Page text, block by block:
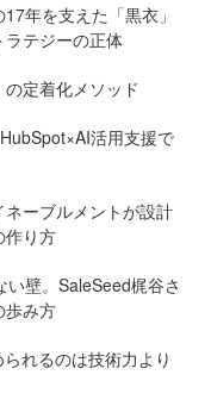
年を支えた「黒衣」
ラテジーの正体
定着化メソッド
活用支援で
ーブルメントが設計
作り方
い壁。SaleSeed梶谷さ
歩み方
れるのは技術力より